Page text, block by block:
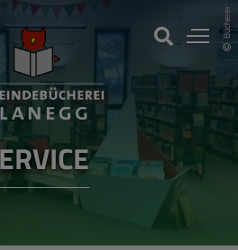
Bücherei